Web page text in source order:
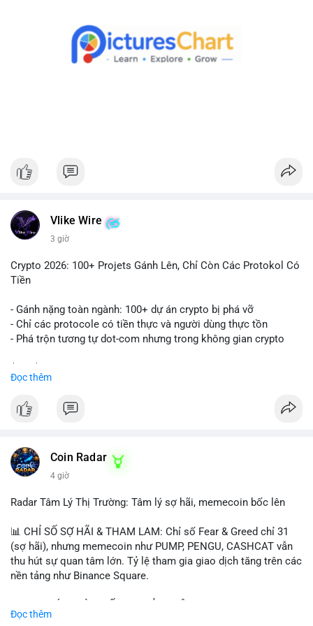
hành động theo cảm xúc. Nếu chuyển sang ví lạnh, đây là tín
hiệu tích cực cho xu hướng dài hạn.
Vlike Wire
3 giờ
Crypto 2026: 100+ Projets Gánh Lên, Chỉ Còn Các Protokol Có
Tiền
- Gánh nặng toàn ngành: 100+ dự án crypto bị phá vỡ
- Chỉ các protocole có tiền thực và người dùng thực tồn
- Phá trộn tương tự dot-com nhưng trong không gian crypto
Đọc thêm
Coin Radar
4 giờ
Radar Tâm Lý Thị Trường: Tâm lý sợ hãi, memecoin bốc lên
📊 CHỈ SỐ SỢ HÃI & THAM LAM: Chỉ số Fear & Greed chỉ 31
(sợ hãi), nhưng memecoin như PUMP, PENGU, CASHCAT vẫn
thu hút sự quan tâm lớn. Tỷ lệ tham gia giao dịch tăng trên các
nền tảng như Binance Square.
CASHCAT, SUI, TAO xuất hiện nhiều trong tìm kiếm Việt Nam
Đọc thêm